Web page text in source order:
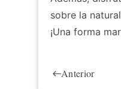
sobre la
¡Una forma
Anterior